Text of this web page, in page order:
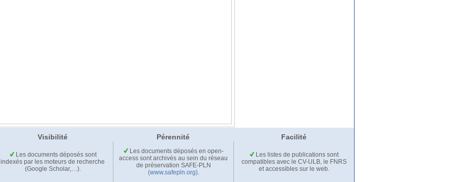
Visibilité Pérennité Facilité
Les documents déposés sont
indexés par les moteurs de recherche
(Google Scholar,…).
Les documents déposés en open-
access sont archivés au sein du réseau
de préservation SAFE-PLN
(www.safepln.org).
Les listes de publications sont
compatibles avec le CV-ULB, le FNRS
et accessibles sur le web.